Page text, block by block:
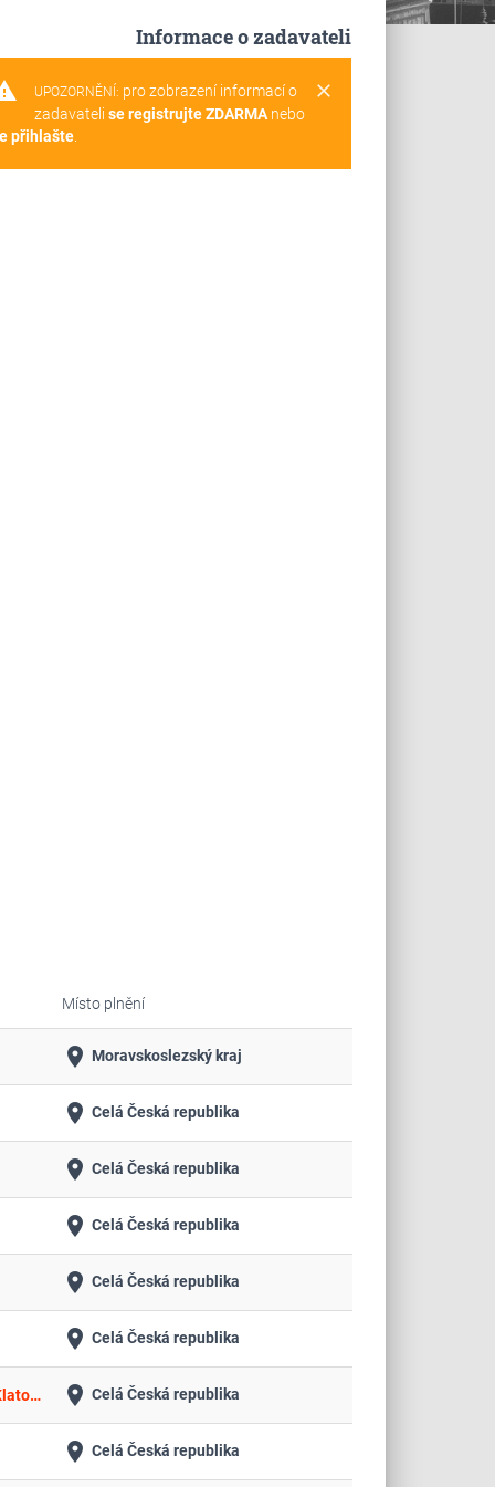
Informace o zadavateli
clear
UPOZORNĚNÍ: pro zobrazení informací o
zadavateli se registrujte ZDARMAnebo
přihlašte.
Místo plnění
place Moravskoslezský kraj
place Celá Česká republika
place Celá Česká republika
place Celá Česká republika
place Celá Česká republika
place Celá Česká republika
Stavební úpravy, přístavba, nástavba administrativní části p. č. st. 3220, 3233, p. p. č. 1972/29, 1972/30, 1972/31 v k. ú. Klatovy place Celá Česká republika
place Celá Česká republika